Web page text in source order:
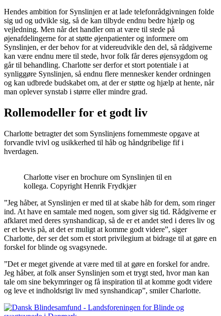
Hendes ambition for Synslinjen er at lade telefonrådgivningen folde
sig ud og udvikle sig, så de kan tilbyde endnu bedre hjælp og
vejledning. Men når det handler om at være til stede på
øjenafdelingerne for at støtte øjenpatienter og informere om
Synslinjen, er der behov for at videreudvikle den del, så rådgiverne
kan være endnu mere til stede, hvor folk får deres øjensygdom og
går til behandling. Charlotte ser derfor et stort potentiale i at
synliggøre Synslinjen, så endnu flere mennesker kender ordningen
og kan udbrede budskabet om, at der er støtte og hjælp at hente, når
man oplever synstab i større eller mindre grad.
Rollemodeller for et godt liv
Charlotte betragter det som Synslinjens fornemmeste opgave at
forvandle tvivl og usikkerhed til håb og håndgribelige fif i
hverdagen.
Charlotte viser en brochure om Synslinjen til en
kollega. Copyright Henrik Frydkjær
”Jeg håber, at Synslinjen er med til at skabe håb for dem, som ringer
ind. At have en samtale med nogen, som giver sig tid. Rådgiverne er
afklaret med deres synshandicap, så de er et andet sted i deres liv og
er et bevis på, at det er muligt at komme godt videre”, siger
Charlotte, der ser det som et stort privilegium at bidrage til at gøre en
forskel for blinde og svagsynede.
”Det er meget givende at være med til at gøre en forskel for andre.
Jeg håber, at folk anser Synslinjen som et trygt sted, hvor man kan
tale om sine bekymringer og få inspiration til at komme godt videre
og leve et indholdsrigt liv med synshandicap”, smiler Charlotte.